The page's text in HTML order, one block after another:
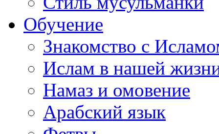
Обучение
Знакомство с
Ислам в нашей
Намаз и омовение
Арабский язык